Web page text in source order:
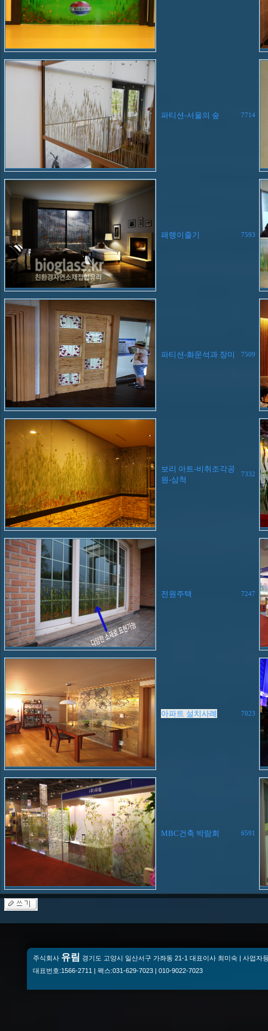
파티션-서울의 숲 7714
패랭이줄기 7593
파티션-화문석과 장미 7509
보리 아트-비취조각공
원-삼척
7332
전원주택 7247
아파트 설치사례 7023
MBC건축 박람회 6591
주식회사 유림 경기도 고양시 일산서구 가좌동 21-1 대표이사 최미숙 | 사업자
대표번호:1566-2711 | 팩스:031-629-7023 | 010-9022-7023